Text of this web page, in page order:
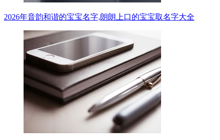
2026年音韵和谐的宝宝名字,朗朗上口的宝宝取名字大全